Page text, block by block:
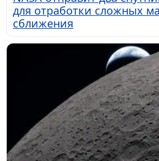
для отработки сложных
сближения